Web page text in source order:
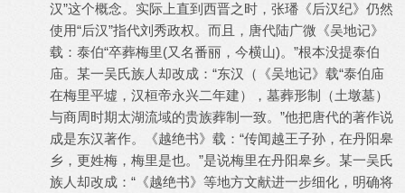
汉”这个概念。实际上直到西晋之时，张璠《后汉纪》仍然
使用“后汉”指代刘秀政权。而且，唐代陆广微《吴地记》
载：泰伯“卒葬梅里(又名番丽，今横山)。”根本没提泰伯
庙。某一吴氏族人却改成：“东汉（《吴地记》载“泰伯庙
在梅里平墟，汉桓帝永兴二年建），墓葬形制（土墩墓）
与商周时期太湖流域的贵族葬制一致。”他把唐代的著作说
成是东汉著作。《越绝书》载：“传闻越王子孙，在丹阳皋
乡，更姓梅，梅里是也。”是说梅里在丹阳皋乡。某一吴氏
族人却改成：“《越绝书》等地方文献进一步细化，明确将